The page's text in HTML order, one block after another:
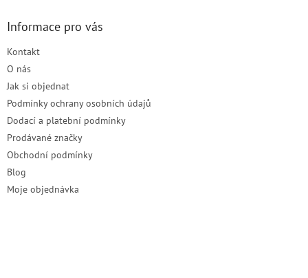
Informace pro vás
Kontakt
O nás
Jak si objednat
Podmínky ochrany osobních údajů
Dodací a platební podmínky
Prodávané značky
Obchodní podmínky
Blog
Moje objednávka